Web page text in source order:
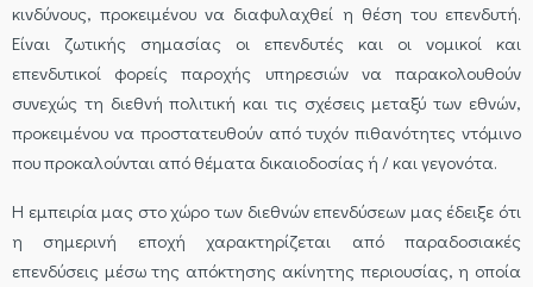
κινδύνους, προκειμένου να διαφυλαχθεί η θέση του επενδυτή.
Είναι ζωτικής σημασίας οι επενδυτές και οι νομικοί και
επενδυτικοί φορείς παροχής υπηρεσιών να παρακολουθούν
συνεχώς τη διεθνή πολιτική και τις σχέσεις μεταξύ των εθνών,
προκειμένου να προστατευθούν από τυχόν πιθανότητες ντόμινο
που προκαλούνται από θέματα δικαιοδοσίας ή / και γεγονότα.
Η εμπειρία μας στο χώρο των διεθνών επενδύσεων μας έδειξε ότι
η σημερινή εποχή χαρακτηρίζεται από παραδοσιακές
επενδύσεις μέσω της απόκτησης ακίνητης περιουσίας, η οποία